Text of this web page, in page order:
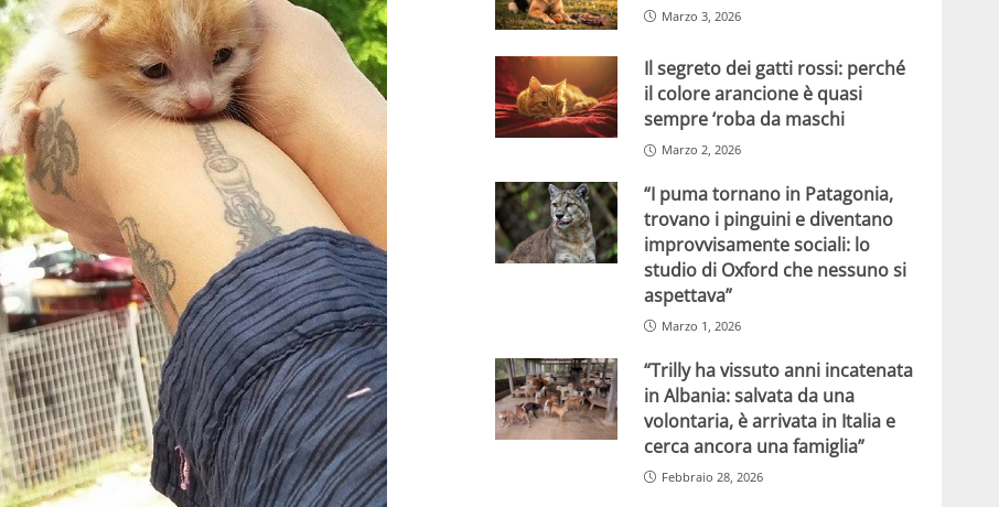
Marzo 3, 2026
Il segreto dei gatti rossi: perché
il colore arancione è quasi
sempre ‘roba da maschi
Marzo 2, 2026
“I puma tornano in Patagonia,
trovano i pinguini e diventano
improvvisamente sociali: lo
studio di Oxford che nessuno si
aspettava”
Marzo 1, 2026
“Trilly ha vissuto anni incatenata
in Albania: salvata da una
volontaria, è arrivata in Italia e
cerca ancora una famiglia”
Febbraio 28, 2026